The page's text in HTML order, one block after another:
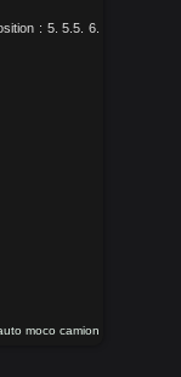
: 5. 5.5. 6.
moco camion